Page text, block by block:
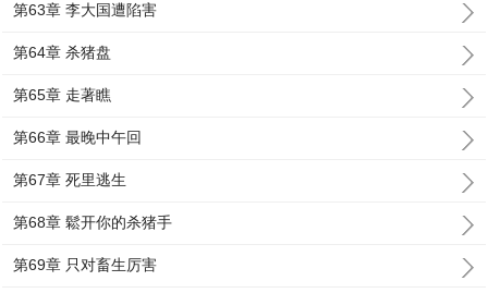
第63章 李大国遭陷害
第64章 杀猪盘
第65章 走著瞧
第66章 最晚中午回
第67章 死里逃生
第68章 鬆开你的杀猪手
第69章 只对畜生厉害